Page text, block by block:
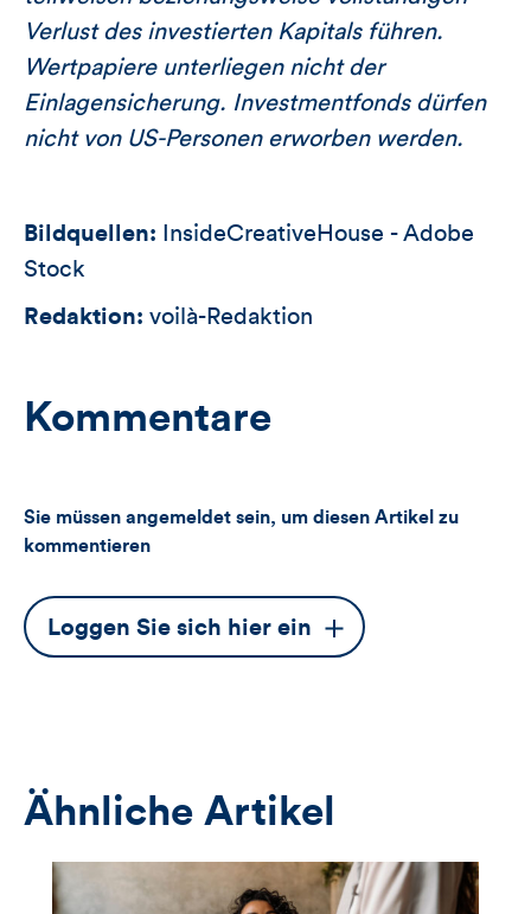
Verlust des investierten Kapitals führen.
Wertpapiere unterliegen nicht der
Einlagensicherung. Investmentfonds dürfen
nicht von US-Personen erworben werden.
Bildquellen: InsideCreativeHouse - Adobe
Stock
Redaktion: voilà-Redaktion
Kommentare
Sie müssen angemeldet sein, um diesen Artikel zu
kommentieren
Dieser
Button
Loggen Sie sich hier ein
Ähnliche Artikel